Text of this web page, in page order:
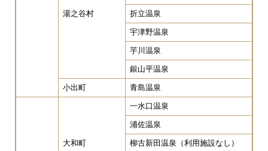
湯之谷村 折立温泉
宇津野温泉
芋川温泉
銀山平温泉
小出町 青島温泉
大和町
一水口温泉
浦佐温泉
柳古新田温泉（利用施設なし）